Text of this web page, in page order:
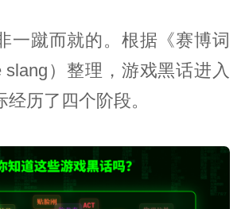
一蹴而就的。根据《赛博词
slang）整理，游戏黑话进入
经历了四个阶段。